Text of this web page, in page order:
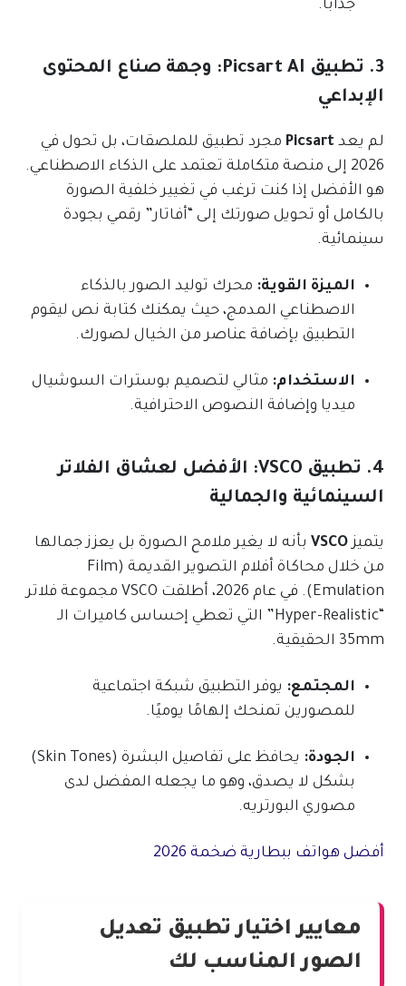
جذابًا.
3. تطبيق Picsart AI: وجهة صناع المحتوى
الإبداعي
لم يعد Picsart مجرد تطبيق للملصقات، بل تحول في
2026 إلى منصة متكاملة تعتمد على الذكاء الاصطناعي.
هو الأفضل إذا كنت ترغب في تغيير خلفية الصورة
بالكامل أو تحويل صورتك إلى “أفاتار” رقمي بجودة
سينمائية.
الميزة القوية: محرك توليد الصور بالذكاء
الاصطناعي المدمج، حيث يمكنك كتابة نص ليقوم
التطبيق بإضافة عناصر من الخيال لصورك.
الاستخدام: مثالي لتصميم بوسترات السوشيال
ميديا وإضافة النصوص الاحترافية.
4. تطبيق VSCO: الأفضل لعشاق الفلاتر
السينمائية والجمالية
يتميزVSCO بأنه لا يغير ملامح الصورة بل يعزز جمالها
من خلال محاكاة أفلام التصوير القديمة (Film
Emulation). في عام 2026، أطلقت VSCO مجموعة فلاتر
“Hyper-Realistic” التي تعطي إحساس كاميرات الـ
35mm الحقيقية.
المجتمع: يوفر التطبيق شبكة اجتماعية
للمصورين تمنحك إلهامًا يوميًا.
الجودة:
يحافظ على تفاصيل البشرة (Skin Tones)
بشكل لا يصدق، وهو ما يجعله المفضل لدى
مصوري البورتريه.
أفضل هواتف ببطارية ضخمة 2026
معايير اختيار تطبيق تعديل
الصور المناسب لك